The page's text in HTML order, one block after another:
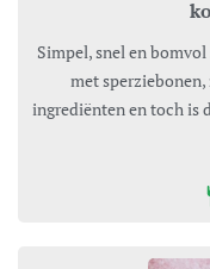
Simpel, snel en bomvol smaak: dat is deze easy gegrilde kipfilet
met
ingrediënten en toch is